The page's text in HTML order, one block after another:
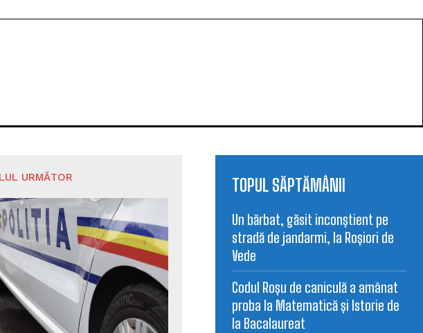
URMĂTOR TOPUL SĂPTĂMÂNII
Un bărbat, găsit inconștient pe
stradă de jandarmi, la Roșiori de
Vede
Codul Roșu de caniculă a amânat
proba la Matematică și Istorie de
la Bacalaureat